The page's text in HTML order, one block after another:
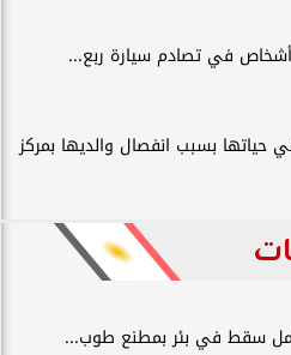
حياتها بسبب انفصال والديها بمركز
سقط في بئر بمطنع طوب...